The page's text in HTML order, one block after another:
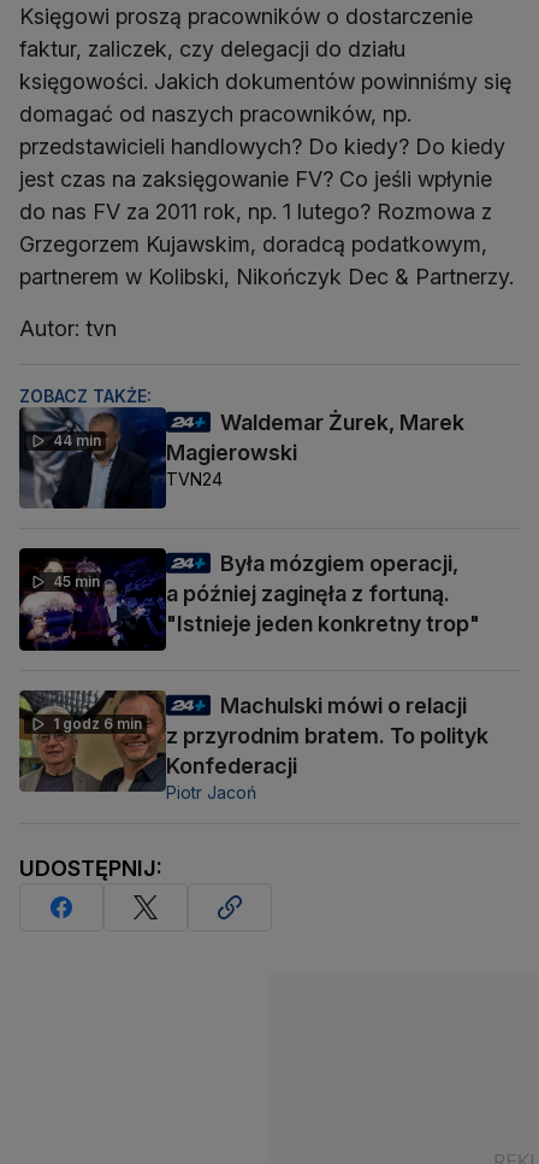
Księgowi proszą pracowników o dostarczenie
faktur, zaliczek, czy delegacji do działu
księgowości. Jakich dokumentów powinniśmy się
domagać od naszych pracowników, np.
przedstawicieli handlowych? Do kiedy? Do kiedy
jest czas na zaksięgowanie FV? Co jeśli wpłynie
do nas FV za 2011 rok, np. 1 lutego? Rozmowa z
Grzegorzem Kujawskim, doradcą podatkowym,
partnerem w Kolibski, Nikończyk Dec & Partnerzy.
Autor: tvn
ZOBACZ TAKŻE:
44 min
Waldemar Żurek, Marek
Magierowski
TVN24
45 min
Była mózgiem operacji,
a później zaginęła z fortuną.
"Istnieje jeden konkretny trop"
1 godz 6 min
Machulski mówi o relacji
z przyrodnim bratem. To polityk
Konfederacji
Piotr Jacoń
UDOSTĘPNIJ: